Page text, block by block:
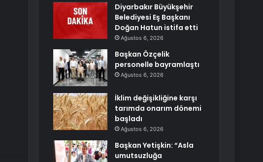
Diyarbakır Büyükşehir
Belediyesi Eş Başkanı
Doğan Hatun istifa etti
Ağustos 6, 2026
Başkan Özçelik
personelle bayramlaştı
Ağustos 6, 2026
İklim değişikliğine karşı
tarımda onarım dönemi
başladı
Ağustos 6, 2026
Başkan Yetişkin: “Asla
umutsuzluğa